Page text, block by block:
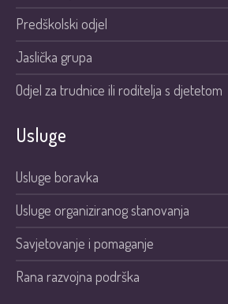
Predškolski odjel
Jaslička grupa
Odjel za trudnice ili roditelja s djetetom
Usluge
Usluge boravka
Usluge organiziranog stanovanja
Savjetovanje i pomaganje
Rana razvojna podrška